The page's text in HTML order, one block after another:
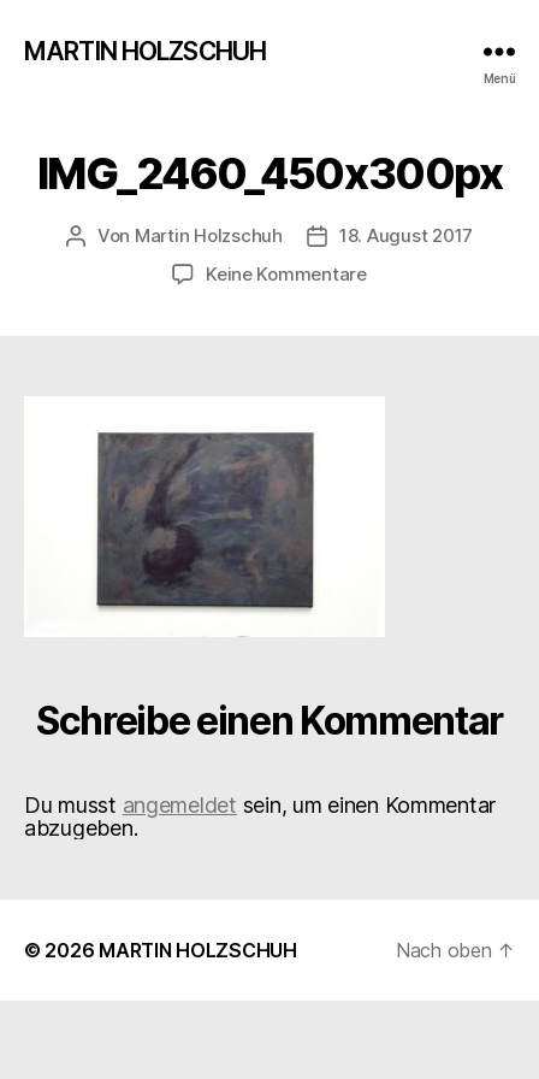
MARTIN HOLZSCHUH
Menü
IMG_2460_450x300px
Beitragsautor
Von Martin Holzschuh Veröffentlichungsdatum
18. August 2017
Keine Kommentarezu
Schreibe einen Kommentar
Du musst angemeldet sein, um einen Kommentar
abzugeben.
© 2026 MARTIN HOLZSCHUH Nach oben ↑